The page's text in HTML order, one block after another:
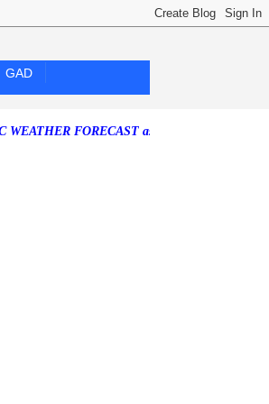
GAD
FORECAST as of Saturday, 25 July 2026)